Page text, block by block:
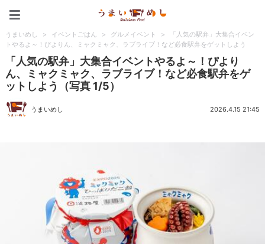
うまいめし > イベントごはん > グルメイベント >
「人気の駅弁」大集合イベン
トやるよ～！ぴよりん、ミャクミャク、ラブライブ！など必食駅弁をゲットしよう
「人気の駅弁」大集合イベントやるよ～！ぴより
ん、ミャクミャク、ラブライブ！など必食駅弁をゲ
ットしよう（写真 1/5）
うまいめし 2026.4.15 21:45